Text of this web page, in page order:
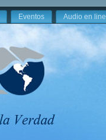
Eventos Audio en